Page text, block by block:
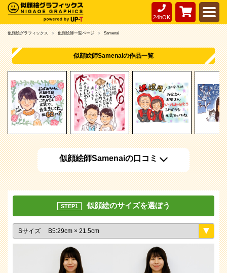
24hOK
似顔絵グラフィックス 似顔絵師一覧ページ Samenai
似顔絵師Samenaiの作品一覧
似顔絵師Samenaiの口コミ
STEP1 似顔絵のサイズを選ぼう